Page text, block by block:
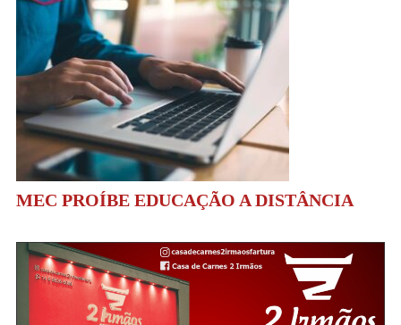
MEC PROÍBE EDUCAÇÃO A DISTÂNCIA